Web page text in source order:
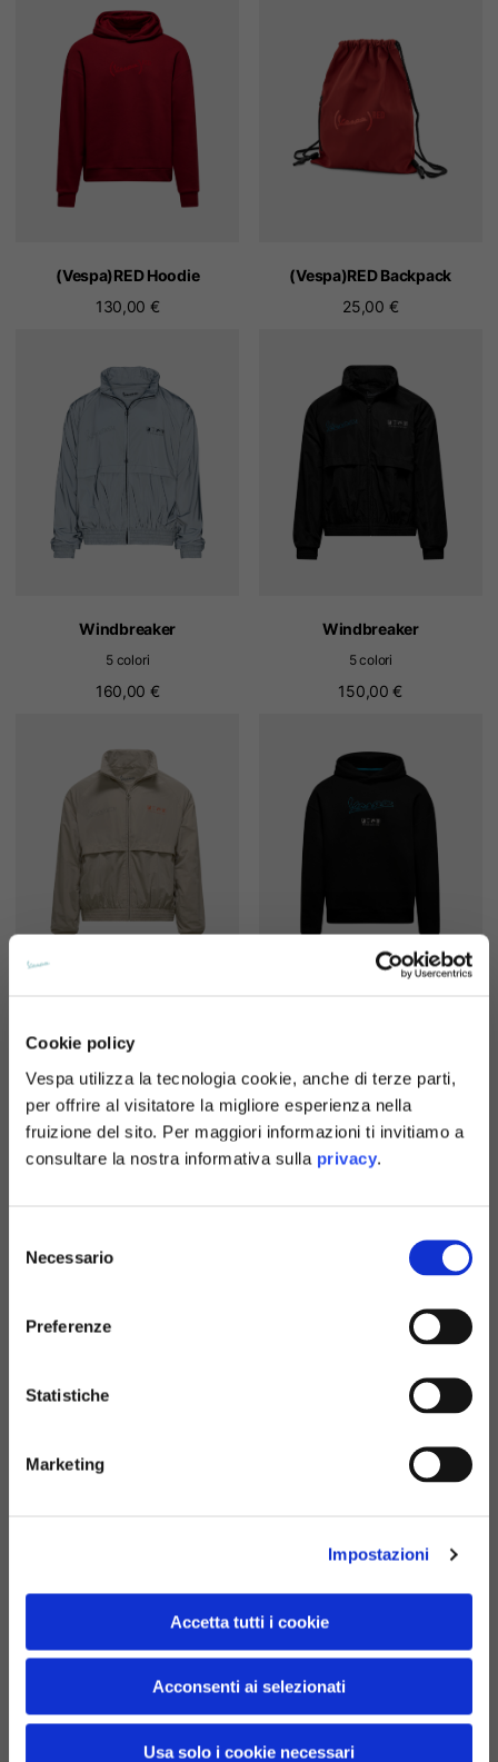
Cookie policy
Vespa utilizza la tecnologia cookie, anche di terze parti,
per offrire al visitatore la migliore esperienza nella
fruizione del sito. Per maggiori informazioni ti invitiamo a
consultare la nostra informativa sulla privacy.
delNecessario
Preferenze
Statistiche
Marketing
Impostazioni
Accetta tutti i cookie
Acconsenti ai selezionati
Usa solo i cookie necessari
(Vespa)RED Hoodie
130,00 €
(Vespa)RED Backpack
25,00 €
Windbreaker
5 colori
160,00 €
Windbreaker
5 colori
150,00 €
5 colori
150,00 € 120,00 €
Hoodie
120,00 €